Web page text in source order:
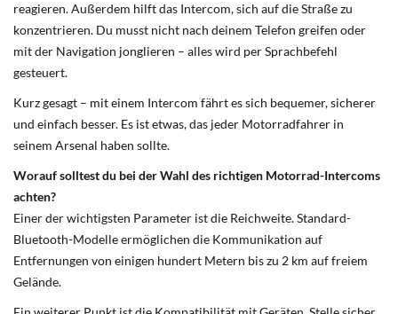
reagieren. Außerdem hilft das Intercom, sich auf die Straße zu
konzentrieren. Du musst nicht nach deinem Telefon greifen oder
mit der Navigation jonglieren – alles wird per Sprachbefehl
gesteuert.
Kurz gesagt – mit einem Intercom fährt es sich bequemer, sicherer
und einfach besser. Es ist etwas, das jeder Motorradfahrer in
seinem Arsenal haben sollte.
Worauf solltest du bei der Wahl des richtigen Motorrad-Intercoms
achten?
Einer der wichtigsten Parameter ist die Reichweite. Standard-
Bluetooth-Modelle ermöglichen die Kommunikation auf
Entfernungen von einigen hundert Metern bis zu 2 km auf freiem
Gelände.